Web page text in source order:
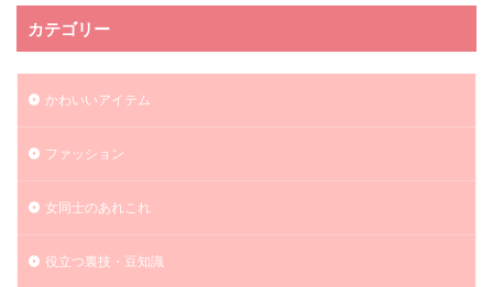
カテゴリー
かわいいアイテム
ファッション
女同士のあれこれ
役立つ裏技・豆知識